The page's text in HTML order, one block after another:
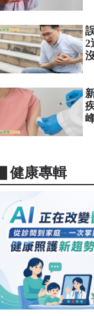
2
▋健康專輯